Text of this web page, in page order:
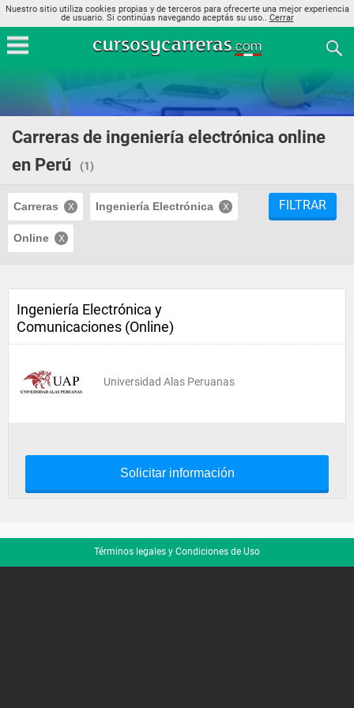
Nuestro sitio utiliza cookies propias y de terceros para ofrecerte una mejor experiencia
de usuario. Si continúas navegando aceptás su uso.. Cerrar
Carreras de ingeniería electrónica online
en Perú
(1)
Carreras Ingeniería Electrónica
Online
FILTRAR
Ingeniería Electrónica y
Comunicaciones (Online)
Universidad Alas Peruanas
Solicitar información
Términos legales y Condiciones de Uso